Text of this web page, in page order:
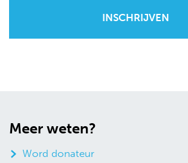
Meer weten?
Word donateur